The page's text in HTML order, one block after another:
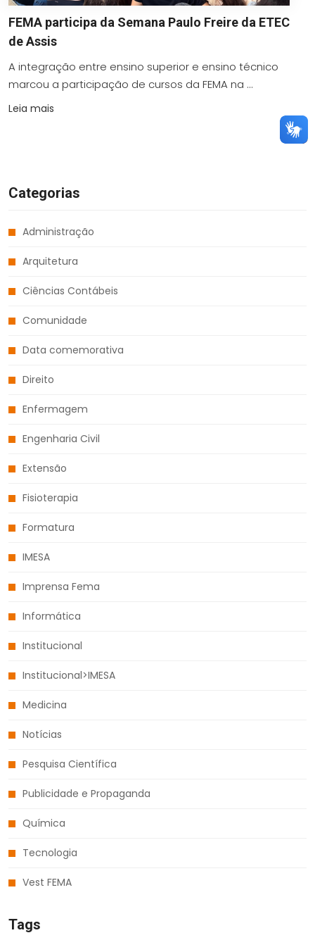
FEMA participa da Semana Paulo Freire da ETEC
de Assis
A integração entre ensino superior e ensino técnico
marcou a participação de cursos da FEMA na ...
Leia mais
Categorias
Administração
Arquitetura
Ciências Contábeis
Comunidade
Data comemorativa
Direito
Enfermagem
Engenharia Civil
Extensão
Fisioterapia
Formatura
IMESA
Imprensa Fema
Informática
Institucional
Institucional>IMESA
Medicina
Notícias
Pesquisa Científica
Publicidade e Propaganda
Química
Tecnologia
Vest FEMA
Tags